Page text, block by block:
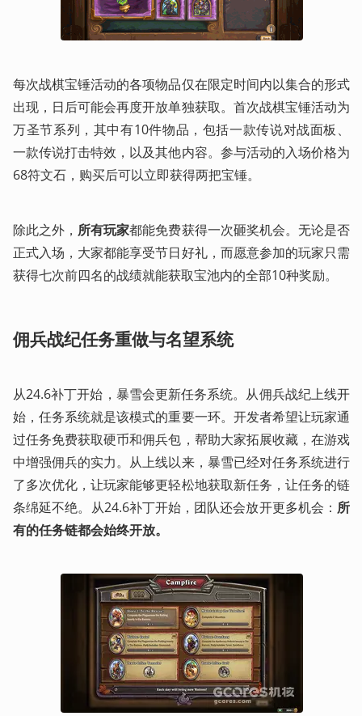
每次战棋宝锤活动的各项物品仅在限定时间内以集合的形式
出现，日后可能会再度开放单独获取。首次战棋宝锤活动为
万圣节系列，其中有10件物品，包括一款传说对战面板、
一款传说打击特效，以及其他内容。参与活动的入场价格为
68符文石，购买后可以立即获得两把宝锤。
除此之外， 所有玩家都能免费获得一次砸奖机会。无论是否
正式入场，大家都能享受节日好礼，而愿意参加的玩家只需
获得七次前四名的战绩就能获取宝池内的全部10种奖励。
​佣兵战纪任务重做与名望系统
从24.6补丁开始，暴雪会更新任务系统。从佣兵战纪上线开
始，任务系统就是该模式的重要一环。开发者希望让玩家通
过任务免费获取硬币和佣兵包，帮助大家拓展收藏，在游戏
中增强佣兵的实力。从上线以来，暴雪已经对任务系统进行
了多次优化，让玩家能够更轻松地获取新任务，让任务的链
条绵延不绝。从24.6补丁开始，团队还会放开更多机会： 所
有的任务链都会始终开放。